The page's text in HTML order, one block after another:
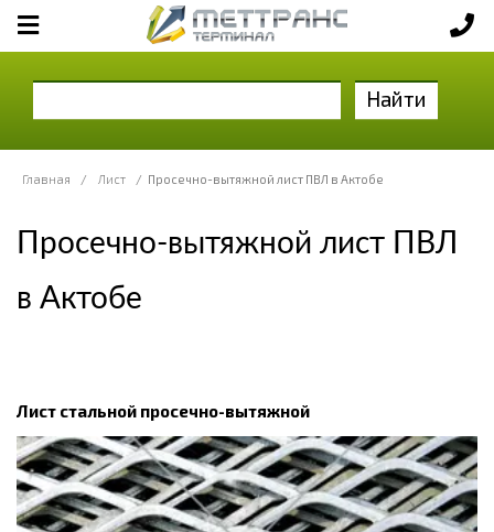
Найти
Главная / Лист / Просечно-вытяжной лист ПВЛ в Актобе
Просечно-вытяжной лист ПВЛ
в Актобе
Лист стальной просечно-вытяжной